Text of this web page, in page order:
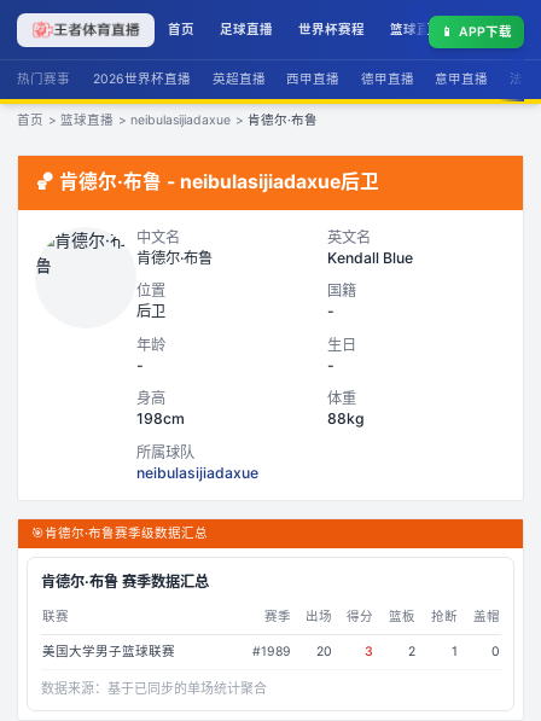
首页 足球直播 世界杯赛程 篮球直播 联赛积分
📱 APP下载
热门赛事 2026世界杯直播 英超直播 西甲直播 德甲直播 意甲直播 法甲
首页 > 篮球直播 > neibulasijiadaxue > 肯德尔·布鲁
🏀 肯德尔·布鲁 - neibulasijiadaxue后卫
中文名
肯德尔·布鲁
英文名
Kendall Blue
位置
后卫
国籍
-
年龄
-
生日
-
身高
198cm
体重
88kg
所属球队
neibulasijiadaxue
🎯肯德尔·布鲁赛季级数据汇总
肯德尔·布鲁赛季数据汇总
联赛 赛季 出场 得分 篮板 抢断 盖帽
美国大学男子篮球联赛 #1989 20 3 2 1 0
数据来源： 基于已同步的单场统计聚合